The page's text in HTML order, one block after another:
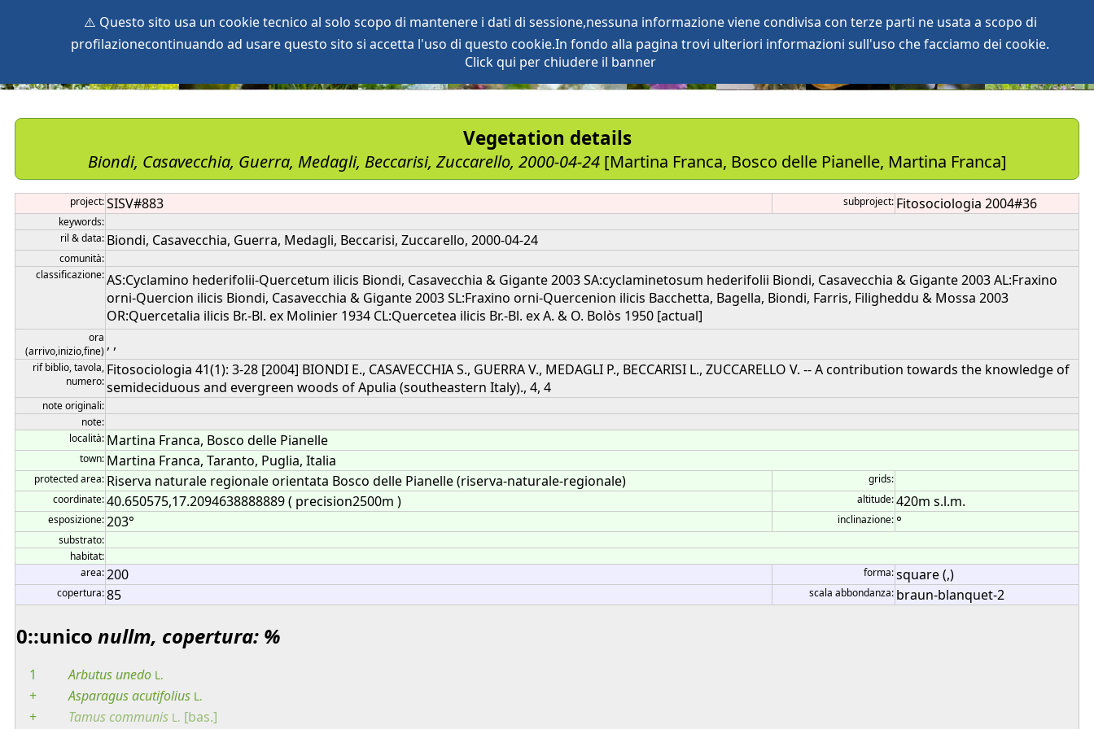
⚠️ Questo sito usa un cookie tecnico al solo scopo di mantenere i dati di sessione,nessuna informazione viene condivisa con terze parti ne usata a scopo di
profilazionecontinuando ad usare questo sito si accetta l'uso di questo cookie.In fondo alla pagina trovi ulteriori informazioni sull'uso che facciamo dei cookie.
Click qui per chiudere il banner
login
anArchive
Vegetation details
Biondi, Casavecchia, Guerra, Medagli, Beccarisi, Zuccarello, 2000-04-24[Martina Franca, Bosco delle Pianelle, Martina Franca]
project:SISV#883 subproject: Fitosociologia 2004#36
keywords:
ril & data: Biondi, Casavecchia, Guerra, Medagli, Beccarisi, Zuccarello, 2000-04-24
comunità:
classificazione:AS:Cyclamino hederifolii-Quercetum ilicis Biondi, Casavecchia & Gigante 2003 SA:cyclaminetosum hederifolii Biondi, Casavecchia & Gigante 2003 AL:Fraxino
orni-Quercion ilicis Biondi, Casavecchia & Gigante 2003 SL:Fraxino orni-Quercenion ilicis Bacchetta, Bagella, Biondi, Farris, Filigheddu & Mossa 2003
OR:Quercetalia ilicis Br.-Bl. ex Molinier 1934 CL:Quercetea ilicis Br.-Bl. ex A. & O. Bolòs 1950 [actual]
ora
(arrivo,inizio,fine) , ,
rif biblio, tavola,
numero:
Fitosociologia 41(1): 3-28 [2004] BIONDI E., CASAVECCHIA S., GUERRA V., MEDAGLI P., BECCARISI L., ZUCCARELLO V. -- A contribution towards the knowledge of
semideciduous and evergreen woods of Apulia (southeastern Italy)., 4, 4
note originali:
note:
località: Martina Franca, Bosco delle Pianelle
town: Martina Franca, Taranto, Puglia, Italia
protected area: Riserva naturale regionale orientata Bosco delle Pianelle (riserva-naturale-regionale)
grids:
coordinate:40.650575,17.2094638888889 ( precision2500m ) altitude:420m s.l.m.
esposizione:203° inclinazione: °
substrato:
habitat:
area:200 forma:square (,)
copertura:85 scala abbondanza: braun-blanquet-2
0::unico nullm, copertura: %
1 Arbutus unedo L.
+ Asparagusacutifolius L.
+ Tamuscommunis L. [bas.]